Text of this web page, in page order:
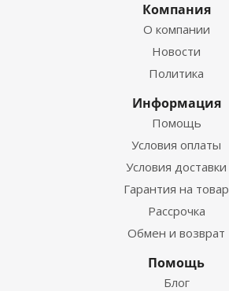
Компания
О компании
Новости
Политика
Информация
Помощь
Условия оплаты
Условия доставки
Гарантия на товар
Рассрочка
Обмен и возврат
Помощь
Блог